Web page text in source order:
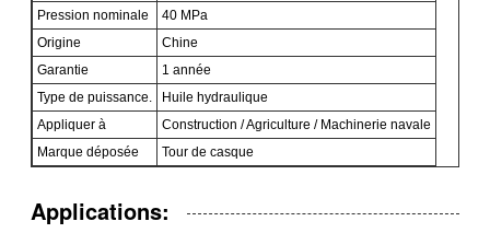
Pression nominale
40 MPa
Origine
Chine
Garantie
1 année
Type de puissance.
Huile hydraulique
Appliquer à
Construction / Agriculture / Machinerie navale
Marque déposée
Tour de casque
Applications: